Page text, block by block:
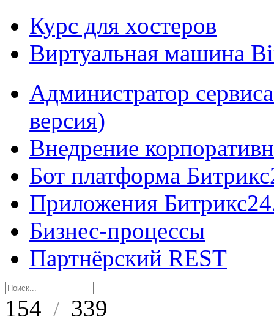
Курс для хостеров
Виртуальная машина
Администратор
версия)
Внедрение
Бот платформа
Приложения
Бизнес-процессы
Партнёрский REST
154 / 339